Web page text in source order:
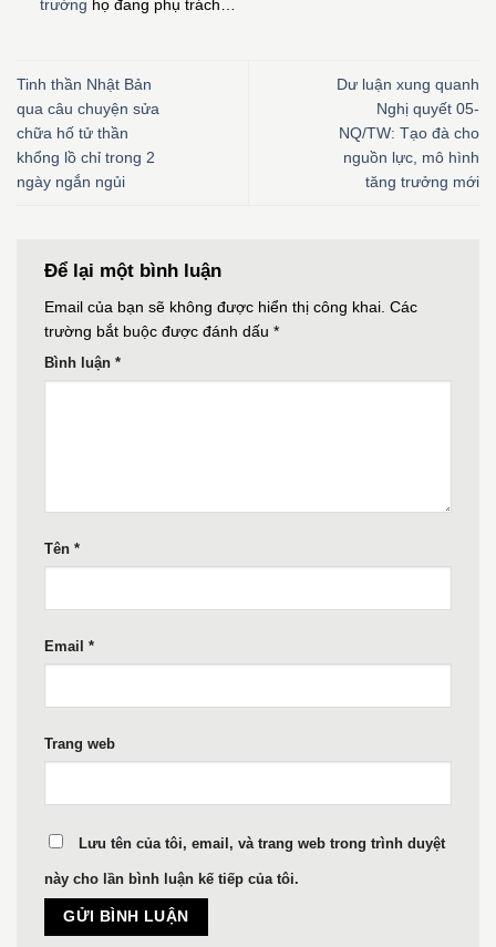
trường họ đang phụ trách…
Tinh thần Nhật Bản
qua câu chuyện sửa
chữa hố tử thần
khổng lồ chỉ trong 2
ngày ngắn ngủi
Dư luận xung quanh
Nghị quyết 05-
NQ/TW: Tạo đà cho
nguồn lực, mô hình
tăng trưởng mới
Để lại một bình luận
Email của bạn sẽ không được hiển thị công khai. Các
trường bắt buộc được đánh dấu *
Bình luận *
Tên *
Email *
Trang web
Lưu tên của tôi, email, và trang web trong trình duyệt
này cho lần bình luận kế tiếp của tôi.